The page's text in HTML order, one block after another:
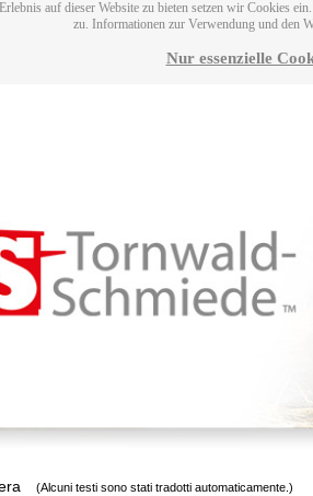
auf dieser Website zu bieten setzen wir Cookies
zu. Informationen zur Verwendung und den
Nur essenzielle
(Alcuni testi sono stati tradotti automaticamente.)